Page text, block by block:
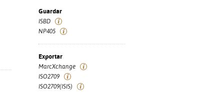
Guardar
ISBD
NP405
Exportar
MarcXchange
ISO2709
ISO2709(ISIS)